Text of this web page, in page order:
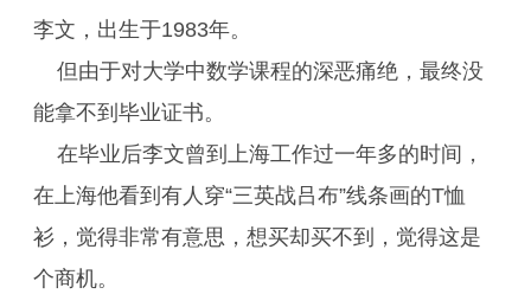
李文，出生于1983年。
但由于对大学中数学课程的深恶痛绝，最终没
能拿不到毕业证书。
在毕业后李文曾到上海工作过一年多的时间，
在上海他看到有人穿“三英战吕布”线条画的T恤
衫，觉得非常有意思，想买却买不到，觉得这是
个商机。